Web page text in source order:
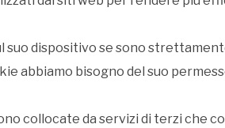
suo dispositivo se sono
abbiamo bisogno del suo
collocate da servizi di terzi che